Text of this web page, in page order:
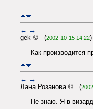
← →
gek © (2002-10-15 14:22)
Как производится
← →
Лана Розанова © (
Не знаю. Я в